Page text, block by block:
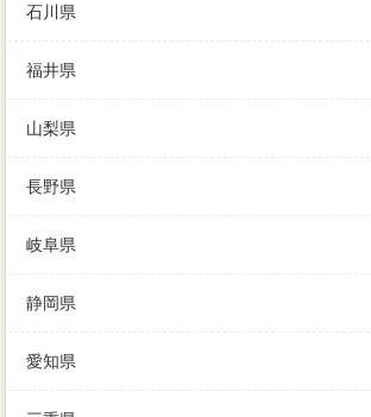
いという場合は、数カ平均値にあなた
くた売れました。
石川県
福井県
山梨県
長野県
岐阜県
静岡県
愛知県